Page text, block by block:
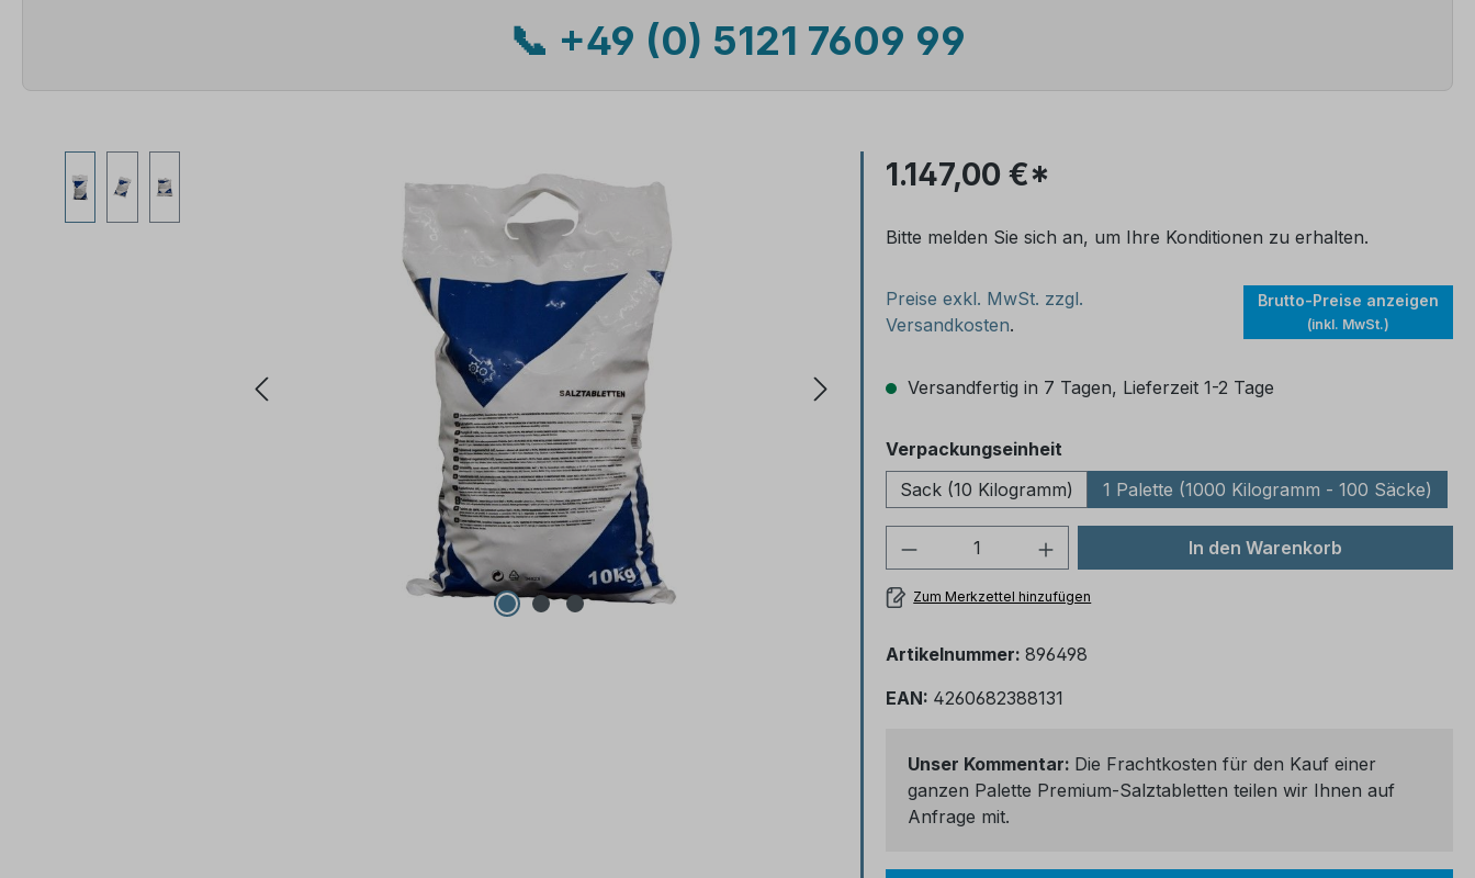
📞 +49 (0) 5121 7609 99
1.147,00 €*
Bitte melden Sie sich an, um Ihre Konditionen zu erhalten.
Preise exkl. MwSt. zzgl.
Versandkosten.
Brutto-Preise anzeigen
(inkl. MwSt.)
Versandfertig in 7 Tagen, Lieferzeit 1-2 Tage
Verpackungseinheit
Sack (10 Kilogramm)
1 Palette (1000 Kilogramm - 100 Säcke)
Produkt Anzahl: Gib den gewünschten Wert
In den Warenkorb
Zum Merkzettel hinzufügen
Artikelnummer: 896498
EAN: 4260682388131
Unser Kommentar: Die Frachtkosten für den Kauf einer
ganzen Palette Premium-Salztabletten teilen wir Ihnen auf
Anfrage mit.